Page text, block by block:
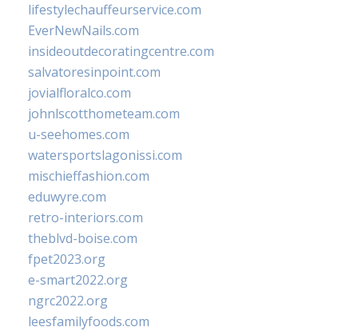
lifestylechauffeurservice.com
EverNewNails.com
insideoutdecoratingcentre.com
salvatoresinpoint.com
jovialfloralco.com
johnlscotthometeam.com
u-seehomes.com
watersportslagonissi.com
mischieffashion.com
eduwyre.com
retro-interiors.com
theblvd-boise.com
fpet2023.org
e-smart2022.org
ngrc2022.org
leesfamilyfoods.com